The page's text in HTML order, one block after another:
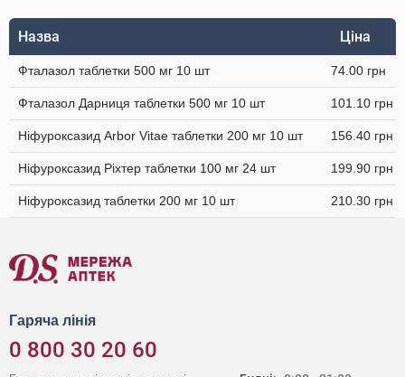
Назва Ціна
Фталазол таблетки 500 мг 10 шт 74.00 грн
Фталазол Дарниця таблетки 500 мг 10 шт 101.10 грн
Ніфуроксазид Arbor Vitae таблетки 200 мг 10 шт 156.40 грн
Ніфуроксазид Ріхтер таблетки 100 мг 24 шт 199.90 грн
Ніфуроксазид таблетки 200 мг 10 шт 210.30 грн
Гаряча лінія
0 800 30 20 60